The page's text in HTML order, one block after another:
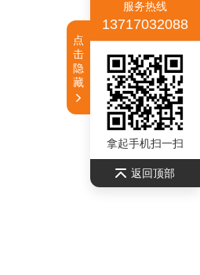
服务热线
13717032088
拿起手机扫一扫
返回顶部
点
击
隐
藏